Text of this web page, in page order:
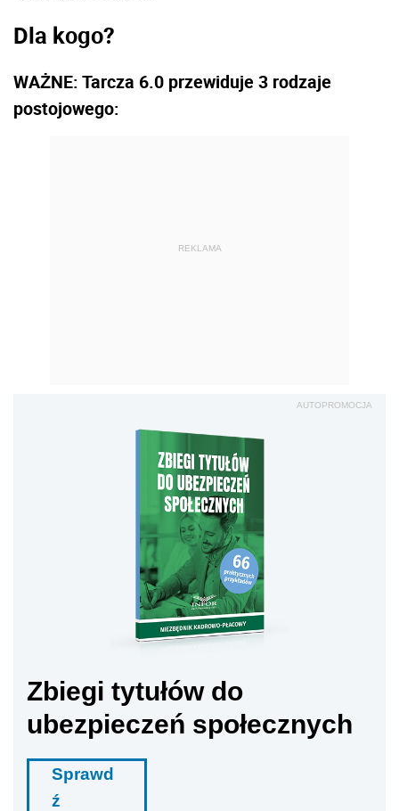
Dla kogo?
WAŻNE: Tarcza 6.0 przewiduje 3 rodzaje
postojowego:
REKLAMA
AUTOPROMOCJA
Zbiegi tytułów do
ubezpieczeń społecznych
Sprawd
ź